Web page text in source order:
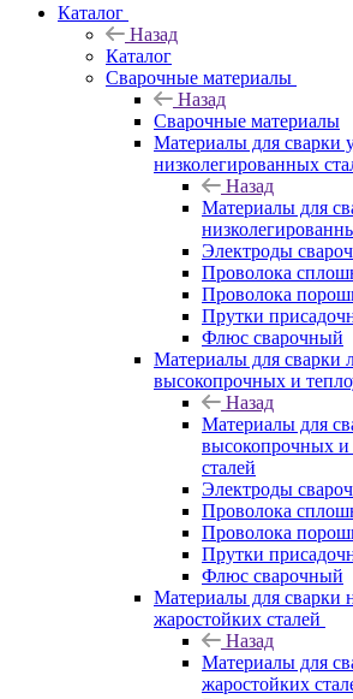
Каталог
Назад
Каталог
Сварочные материалы
Назад
Сварочные материалы
Материалы для сварки
низколегированных
Назад
Материалы для
Электроды
Проволока
Проволока
Прутки
Флюс сварочный
Материалы для сварки
высокопрочных и
Назад
Материалы для
высокопрочных и
сталей
Электроды
Проволока
Проволока
Прутки
Флюс сварочный
Материалы для сварки
жаростойких сталей
Назад
Материалы для
жаростойких